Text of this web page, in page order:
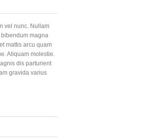
vel nunc. Nullam
magna
mattis arcu quam
Aliquam molestie.
dis parturient
gravida varius